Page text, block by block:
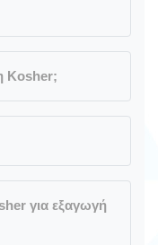
Kosher;
για εξαγωγή